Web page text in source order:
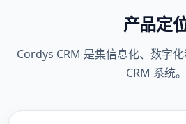
产品定
Cordys CRM 是集信息化、数字
CRM 系统。